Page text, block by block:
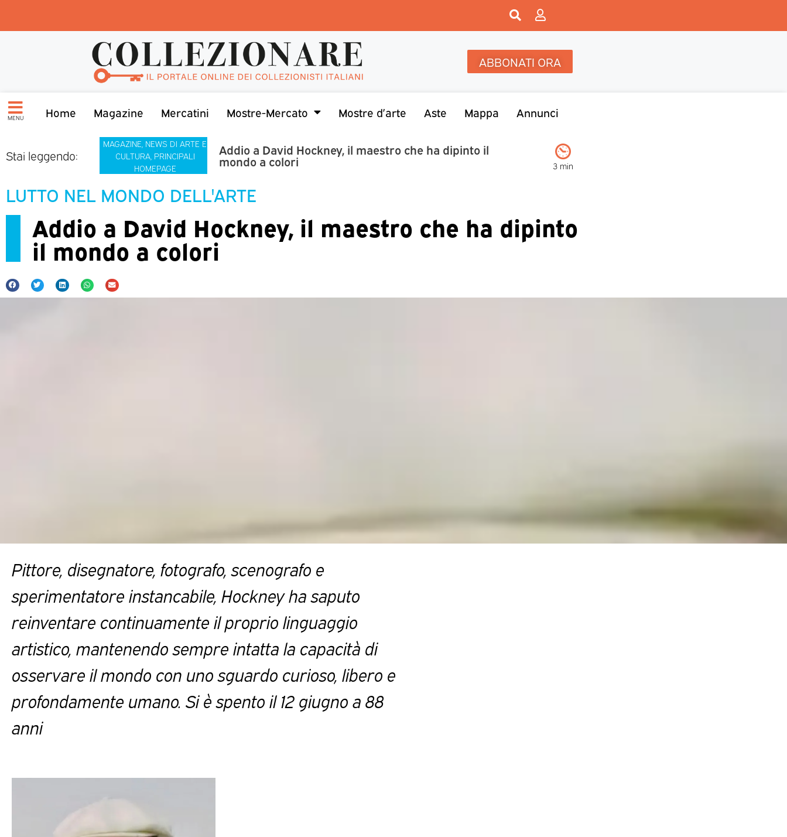
ABBONATI ORA
MENU Home Magazine Mercatini Mostre-Mercato Mostre d’arte Aste Mappa Annunci
Stai leggendo:
MAGAZINE NEWS DI ARTE E
CULTURA PRINCIPALI
HOMEPAGE
Addio a David Hockney, il maestro che ha dipinto il
mondo a colori 3 min
LUTTO NEL MONDO DELL'ARTE
Addio a David Hockney, il maestro che ha dipinto
il mondo a colori
Pittore, disegnatore, fotografo, scenografo e
sperimentatore instancabile, Hockney ha saputo
reinventare continuamente il proprio linguaggio
artistico, mantenendo sempre intatta la capacità di
osservare il mondo con uno sguardo curioso, libero e
profondamente umano. Si è spento il 12 giugno a 88
anni